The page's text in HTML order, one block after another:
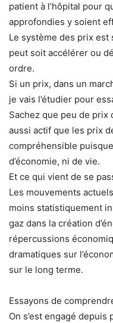
patient à l’hôpital pour
approfondies y soient
Le système des prix
peut soit accélérer ou
ordre.
Si un prix, dans un
je vais l’étudier pour
Sachez que peu de
aussi actif que les prix
compréhensible
d’économie, ni de vie.
Et ce qui vient de se
Les mouvements
moins statistiquement
gaz dans la création
répercussions
dramatiques sur
sur le long terme.
Essayons de
On s’est engagé depuis